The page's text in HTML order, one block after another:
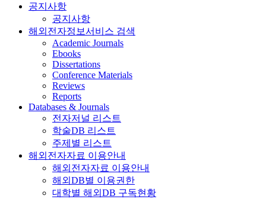
공지사항
공지사항
해외전자정보서비스 검색
Academic Journals
Ebooks
Dissertations
Conference Materials
Reviews
Reports
Databases & Journals
전자저널 리스트
학술DB 리스트
주제별 리스트
해외전자자료 이용안내
해외전자자료 이용안내
해외DB별 이용권한
대학별 해외DB 구독현황